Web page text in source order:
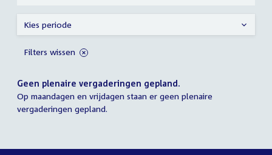
Geen plenaire vergaderingen gepland.
Op maandagen en vrijdagen staan er geen plenaire
vergaderingen gepland.
Kies periode
Filters wissen